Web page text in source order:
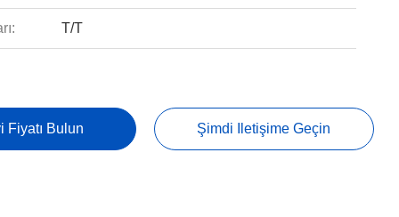
T/T
Fiyatı Bulun Şimdi Iletişime Geçin